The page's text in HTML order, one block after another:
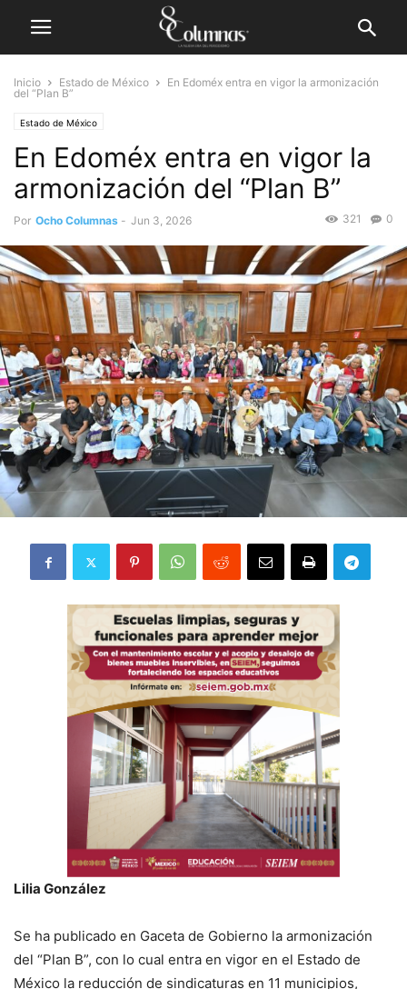
Inicio Estado de México
En Edoméx entra en vigor la armonización
del “Plan B”
Estado de México
En Edoméx entra en vigor la
armonización del “Plan B”
Por Ocho Columnas - Jun 3, 2026 0
321
Lilia González
Se ha publicado en Gaceta de Gobierno la armonización
del “Plan B”, con lo cual entra en vigor en el Estado de
México la reducción de sindicaturas en 11 municipios,